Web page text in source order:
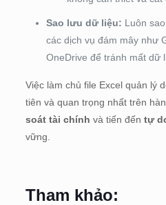
Sao lưu dữ liệu: Luôn
các dịch vụ đám mây như
OneDrive để tránh mất dữ
Việc làm chủ file Excel quản lý
tiên và quan trọng nhất trên
soát tài chính và tiến đến tự
vững.
Tham khảo: